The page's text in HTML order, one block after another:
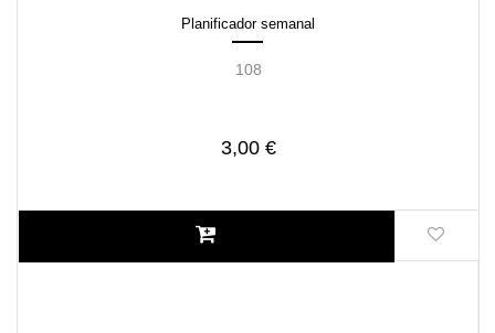
Planificador semanal
108
3,00 €